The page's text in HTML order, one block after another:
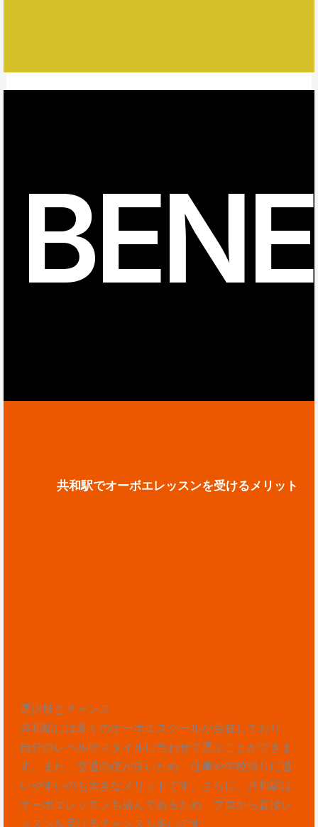
共和駅でオーボエレッスンを受けるメリット
選択肢とチャンス
共和駅には多くのオーボエスクールが点在しており、
自分のレベルやスタイルに合わせて選ぶことができま
す。また、交通の便が良いため、仕事や学校帰りに通
いやすいのも大きなメリットです。さらに、共和駅は
オーボエレッスンも盛んであるため、プロから直接レ
ッスンを受けるチャンスも多いです。